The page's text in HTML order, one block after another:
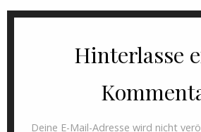
Hinterlasse
Deine E-Mail-Adresse wird nicht